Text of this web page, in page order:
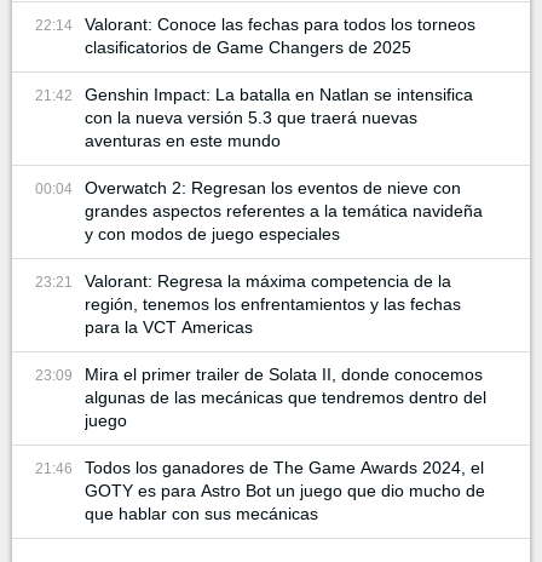
22:14
Valorant: Conoce las fechas para todos los torneos
clasificatorios de Game Changers de 2025
21:42
Genshin Impact: La batalla en Natlan se intensifica
con la nueva versión 5.3 que traerá nuevas
aventuras en este mundo
00:04
Overwatch 2: Regresan los eventos de nieve con
grandes aspectos referentes a la temática navideña
y con modos de juego especiales
23:21
Valorant: Regresa la máxima competencia de la
región, tenemos los enfrentamientos y las fechas
para la VCT Americas
23:09
Mira el primer trailer de Solata II, donde conocemos
algunas de las mecánicas que tendremos dentro del
juego
21:46
Todos los ganadores de The Game Awards 2024, el
GOTY es para Astro Bot un juego que dio mucho de
que hablar con sus mecánicas